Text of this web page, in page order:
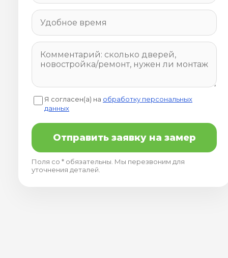
Я согласен(а) на обработку персональных
данных
Отправить заявку на замер
Поля со * обязательны. Мы перезвоним для
уточнения деталей.